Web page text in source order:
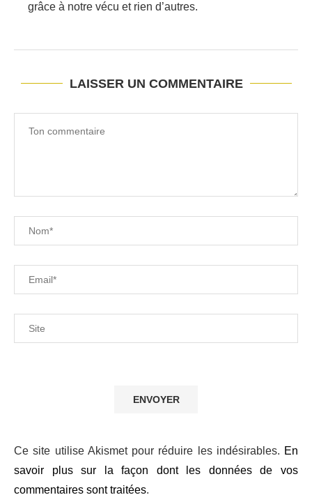
grâce à notre vécu et rien d’autres.
LAISSER UN COMMENTAIRE
Ce site utilise Akismet pour réduire les indésirables. En
savoir plus sur la façon dont les données de vos
commentaires sont traitées.